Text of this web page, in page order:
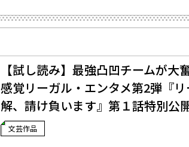
【試し読み】最強凸凹チームが
感覚リーガル・エンタメ第2弾『
解、請け負います』第１話特別公
文芸作品